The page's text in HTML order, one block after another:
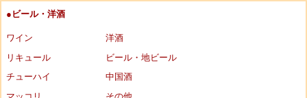
●ビール・洋酒
ワイン
洋酒
リキュール
ビール・地ビール
チューハイ
中国酒